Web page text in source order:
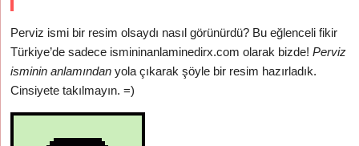
Perviz ismi bir resim olsaydı nasıl görünürdü? Bu eğlenceli fikir
Türkiye’de sadece ismininanlaminedirx.com olarak bizde!Perviz
isminin anlamından yola çıkarak şöyle bir resim hazırladık.
Cinsiyete takılmayın. =)